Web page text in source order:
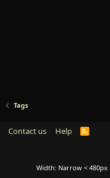
Tags
Contact us Help
R
Width